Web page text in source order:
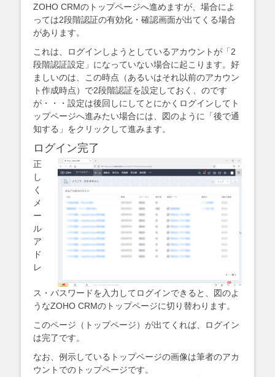
ZOHO CRMのトップページへ進めますが、場合によ
っては2段階認証の有効化・確認画面が出てくる場合
があります。
これは、ログインしようとしているアカウントが「2
段階認証設定」になっていない場合に起こります。好
ましいのは、この時点（あるいはそれ以前のアカウン
ト作成時点）で2段階認証を設定しておく、のです
が・・・設定は後回しにしてとにかくログインしてト
ップページへ進みたい場合には、図のように「後で通
知する」をクリックして進みます。
ログイン完了
正
し
く
メ
ー
ル
ア
ド
レ
ス・パスワードを入力してログインできると、図のよ
うなZOHO CRMのトップページに切り替わります。
このページ（トップページ）が出てくれば、ログイン
は完了です。
なお、例示しているトップページの画像は筆者のアカ
ウントでのトップページです。